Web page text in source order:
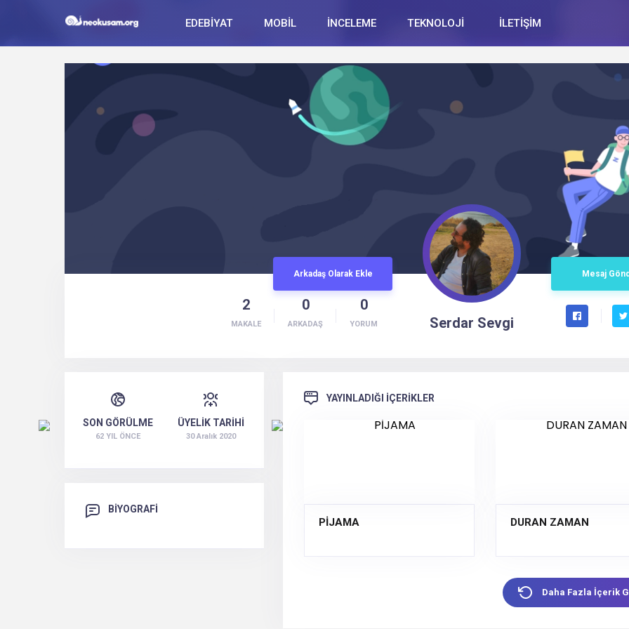
EDEBİYAT MOBİL İNCELEME TEKNOLOJİ İLETİŞİM
Serdar Sevgi
2
MAKALE
0
ARKADAŞ
0
YORUM
Arkadaş OlarakEkle Mesaj
SON GÖRÜLME
62 YIL ÖNCE
ÜYELİK TARİHİ
30 Aralık 2020
BİYOGRAFİ
YAYINLADIĞI İÇERİKLER
PİJAMA DURAN ZAMAN
Daha Fazla İçerik